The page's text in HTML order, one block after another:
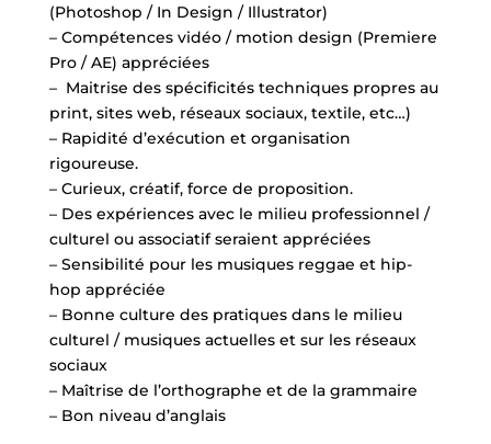
(Photoshop / In Design / Illustrator)
– Compétences vidéo / motion design (Premiere
Pro / AE) appréciées
– Maitrise des spécificités techniques propres au
print, sites web, réseaux sociaux, textile, etc…)
– Rapidité d’exécution et organisation
rigoureuse.
– Curieux, créatif, force de proposition.
– Des expériences avec le milieu professionnel /
culturel ou associatif seraient appréciées
– Sensibilité pour les musiques reggae et hip-
hop appréciée
– Bonne culture des pratiques dans le milieu
culturel / musiques actuelles et sur les réseaux
sociaux
– Maîtrise de l’orthographe et de la grammaire
– Bon niveau d’anglais